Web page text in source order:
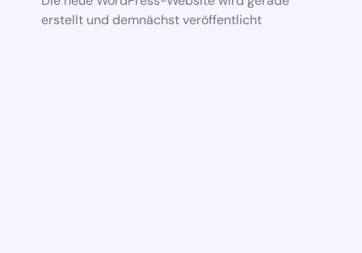
erstellt und demnächst veröffentlicht